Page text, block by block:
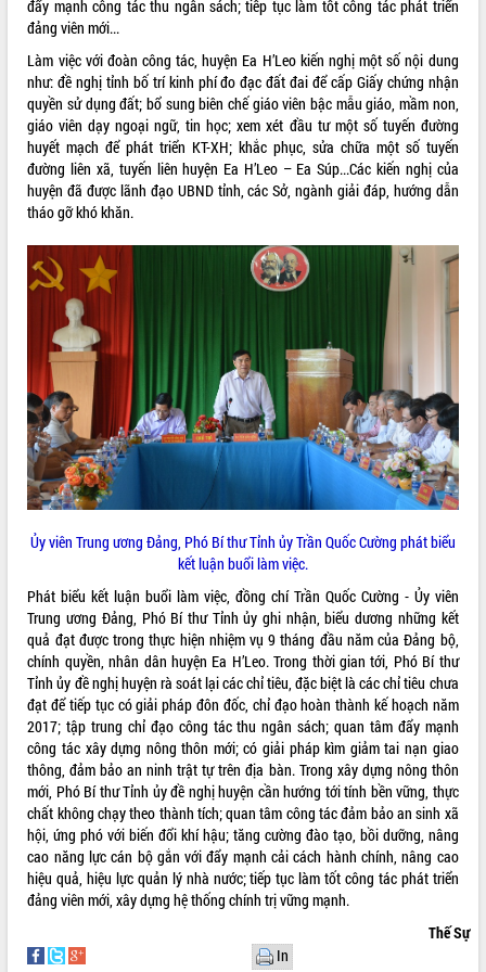
phá cơ chế - Hợp tác công tư
Đề án 06 tạo bước ngoặt đột phá trong
cải cách hành chính tỉnh Đắk Lắk
Kết nối tour, đẩy mạnh chuyển đổi số
để phát triển du lịch Đắk Lắk
Khởi động Dự án Đầu tư xây dựng hạ
tầng kỹ thuật Cụm công nghiệp Tân
Tiến
Gặp mặt các cơ quan báo chí nhân Kỷ
niệm 101 năm Ngày Báo chí Cách
mạng Việt Nam
Đắk Lắk sơ kết 4 năm triển khai thực
hiện Đề án 06 của Chính phủ
Họp báo thông tin về Hội nghị Công bố
Quy hoạch và Xúc tiến đầu tư tỉnh Đắk
Lắk
Khơi thông điểm nghẽn, đẩy nhanh
giải ngân vốn khắc phục thiên tai
HĐND tỉnh thông qua điều chỉnh Quy
hoạch tỉnh thời kỳ 2021-2030
Hội thảo góp ý hồ sơ điều chỉnh quy
hoạch tỉnh Đắk Lắk thời kỳ 2021-2030,
tầm nhìn đến năm 2050
Nâng cao hiệu quả hoạt động của các
doanh nghiệp nhà nước
Hội nghị triển khai kết nối mạng
truyền số liệu chuyên dùng phục vụ cơ
quan Đảng, Nhà nước
Lễ phát động chuỗi hoạt động chung
tay làm sạch môi trường
Xã Ea Kar bước chuyển mình trong
công tác cải cách hành chính mô hình
mới
UBND tỉnh họp báo định kỳ tháng 4
năm 2026
Hội thảo khoa học “Giải pháp thúc đẩy
phát triển nền kinh tế xanh tại tỉnh
Đắk Lắk”
hiện nhiệm vụ quản lý tài sản công
hàng tuần
đẩy mạnh công tác thu ngân sách; tiếp tục làm tốt công tác phát triển
đảng viên mới...
Làm việc với đoàn công tác, huyện Ea H’Leo kiến nghị một số nội dung
như: đề nghị tỉnh bố trí kinh phí đo đạc đất đai để cấp Giấy chứng nhận
quyền sử dụng đất; bổ sung biên chế giáo viên bậc mẫu giáo, mầm non,
giáo viên dạy ngoại ngữ, tin học; xem xét đầu tư một số tuyến đường
huyết mạch để phát triển KT-XH; khắc phục, sửa chữa một số tuyến
đường liên xã, tuyến liên huyện Ea H’Leo – Ea Súp...Các kiến nghị của
huyện đã được lãnh đạo UBND tỉnh, các Sở, ngành giải đáp, hướng dẫn
tháo gỡ khó khăn.
Ủy viên Trung ương Đảng, Phó Bí thư Tỉnh ủy Trần Quốc Cường phát biểu
kết luận buổi làm việc.
Phát biểu kết luận buổi làm việc, đồng chí Trần Quốc Cường - Ủy viên
Trung ương Đảng, Phó Bí thư Tỉnh ủy ghi nhận, biểu dương những kết
quả đạt được trong thực hiện nhiệm vụ 9 tháng đầu năm của Đảng bộ,
chính quyền, nhân dân huyện Ea H’Leo. Trong thời gian tới, Phó Bí thư
Tỉnh ủy đề nghị huyện rà soát lại các chỉ tiêu, đặc biệt là các chỉ tiêu chưa
đạt để tiếp tục có giải pháp đôn đốc, chỉ đạo hoàn thành kế hoạch năm
2017; tập trung chỉ đạo công tác thu ngân sách; quan tâm đẩy mạnh
công tác xây dựng nông thôn mới; có giải pháp kìm giảm tai nạn giao
thông, đảm bảo an ninh trật tự trên địa bàn. Trong xây dựng nông thôn
mới, Phó Bí thư Tỉnh ủy đề nghị huyện cần hướng tới tính bền vững, thực
chất không chạy theo thành tích; quan tâm công tác đảm bảo an sinh xã
hội, ứng phó với biến đổi khí hậu; tăng cường đào tạo, bồi dưỡng, nâng
cao năng lực cán bộ gắn với đẩy mạnh cải cách hành chính, nâng cao
hiệu quả, hiệu lực quản lý nhà nước; tiếp tục làm tốt công tác phát triển
đảng viên mới, xây dựng hệ thống chính trị vững mạnh.
Thế Sự
In